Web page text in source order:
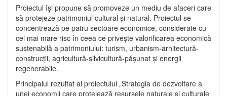
Proiectul își propune să promoveze un mediu de afaceri care
să protejeze patrimoniul cultural și natural. Proiectul se
concentrează pe patru sectoare economice, considerate cu
cel mai mare risc în ceea ce privește valorificarea economică
sustenabilă a patrimoniului: turism, urbanism-arhitectură-
construcții, agricultură-silvicultură-pășunat și energii
regenerabile.
Principalul rezultat al proiectului „Strategia de dezvoltare a
unei economii care protejează resursele naturale și culturale